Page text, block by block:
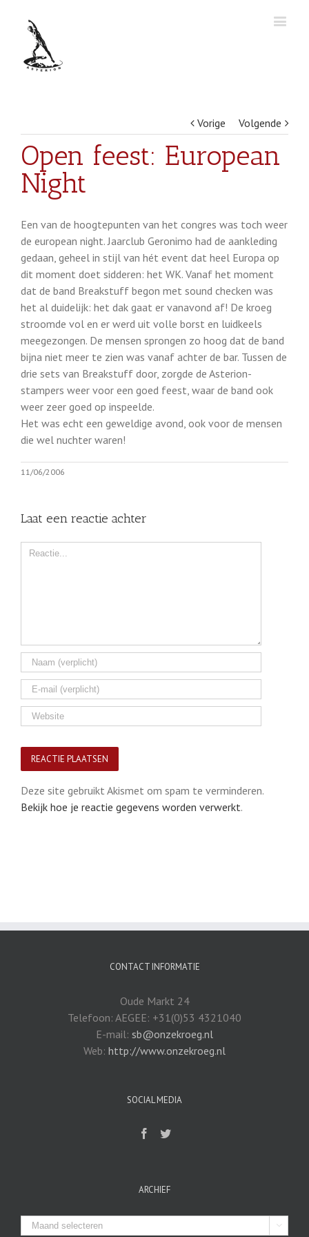
Vorige Volgende
Open feest: European
Night
Een van de hoogtepunten van het congres was toch weer
de european night. Jaarclub Geronimo had de aankleding
gedaan, geheel in stijl van hét event dat heel Europa op
dit moment doet sidderen: het WK. Vanaf het moment
dat de band Breakstuff begon met sound checken was
het al duidelijk: het dak gaat er vanavond af! De kroeg
stroomde vol en er werd uit volle borst en luidkeels
meegezongen. De mensen sprongen zo hoog dat de band
bijna niet meer te zien was vanaf achter de bar. Tussen de
drie sets van Breakstuff door, zorgde de Asterion-
stampers weer voor een goed feest, waar de band ook
weer zeer goed op inspeelde.
Het was echt een geweldige avond, ook voor de mensen
die wel nuchter waren!
11/06/2006
Laat een reactie achter
Comment
Deze site gebruikt Akismet om spam te verminderen.
Bekijk hoe je reactie gegevens worden verwerkt.
CONTACT INFORMATIE
Oude Markt 24
Telefoon: AEGEE: +31(0)53 4321040
E-mail: sb@onzekroeg.nl
Web: http://www.onzekroeg.nl
SOCIAL MEDIA
ARCHIEF
